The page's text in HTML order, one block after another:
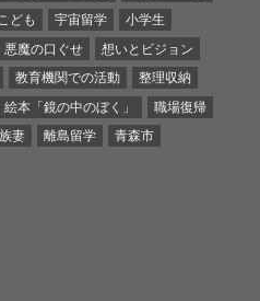
ども 宇宙留学
小学生
悪魔の口ぐせ
想いとビジョン
教育機関での活動
整理収納
絵本「鏡の中のぼく」
職場復帰
妻 離島留学 青森市